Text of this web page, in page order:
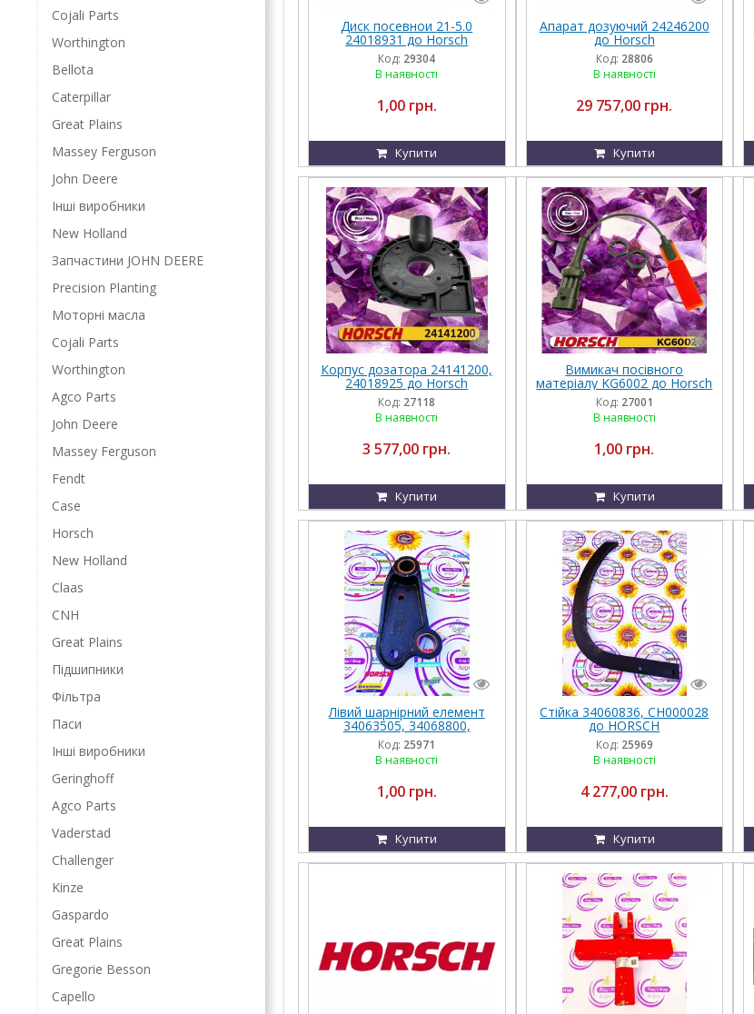
Диск посевнои 21-5.0
24018931 до Horsch
Код: 29304
В наявності
1,00 грн.
Купити
Апарат дозуючий 24246200
до Horsch
Код: 28806
В наявності
29 757,00 грн.
Купити
Корпус дозатора 24141200,
24018925 до Horsch
Код: 27118
В наявності
3 577,00 грн.
Купити
Вимикач посівного
матеріалу KG6002 до Horsch
Код: 27001
В наявності
1,00 грн.
Купити
Лівий шарнірний елемент
34063505, 34068800,
34716900, 34068900 до
Horsch
Код: 25971
В наявності
1,00 грн.
Купити
Стійка 34060836, CH000028
до HORSCH
Код: 25969
В наявності
4 277,00 грн.
Купити
Cojali Parts
Worthington
Bellota
Caterpillar
Great Plains
Massey Ferguson
John Deere
Інші виробники
New Holland
Запчастини JOHN DEERE
Precision Planting
Моторні масла
Cojali Parts
Worthington
Agco Parts
John Deere
Massey Ferguson
Fendt
Case
Horsch
New Holland
Claas
CNH
Great Plains
Підшипники
Фільтра
Паси
Інші виробники
Geringhoff
Agco Parts
Vaderstad
Challenger
Kinze
Gaspardo
Great Plains
Gregorie Besson
Capello